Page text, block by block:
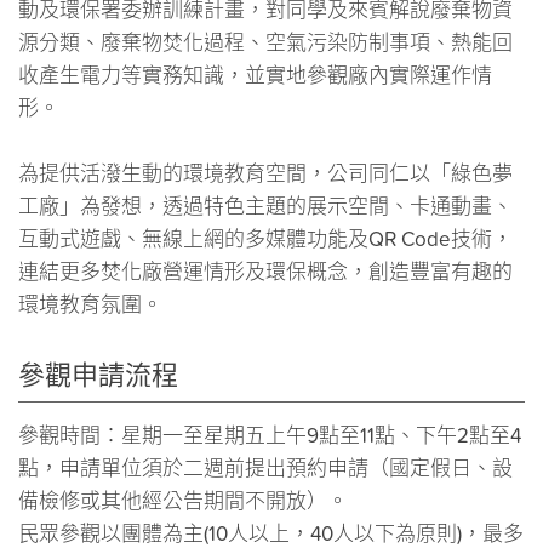
動及環保署委辦訓練計畫，對同學及來賓解說廢棄物資
源分類、廢棄物焚化過程、空氣污染防制事項、熱能回
收產生電力等實務知識，並實地參觀廠內實際運作情
形。
為提供活潑生動的環境教育空間，公司同仁以「綠色夢
工廠」為發想，透過特色主題的展示空間、卡通動畫、
互動式遊戲、無線上網的多媒體功能及QR Code技術，
連結更多焚化廠營運情形及環保概念，創造豐富有趣的
環境教育氛圍。
參觀申請流程
參觀時間：星期一至星期五上午9點至11點、下午2點至4
點，申請單位須於二週前提出預約申請（國定假日、設
備檢修或其他經公告期間不開放）。
民眾參觀以團體為主(10人以上，40人以下為原則)，最多